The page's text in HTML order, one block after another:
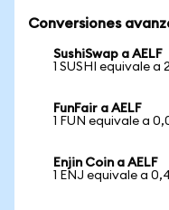
Conversiones
SushiSwap a AELF
1 SUSHI equivale a
FunFair a AELF
1 FUN equivale a
Enjin Coin a AELF
1 ENJ equivale a